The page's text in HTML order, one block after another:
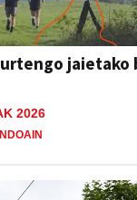
jaietako
2026